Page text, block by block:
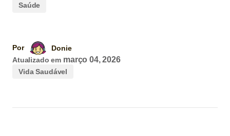
Saúde
Por
Donie
Atualizado em março 04, 2026
Vida Saudável